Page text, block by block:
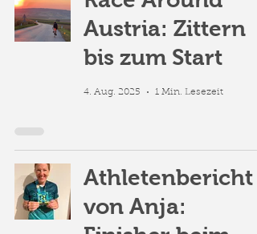
Austria: Zittern
bis zum Start
4. Aug. 2025 1 Min. Lesezeit
Athletenbericht
von Anja: